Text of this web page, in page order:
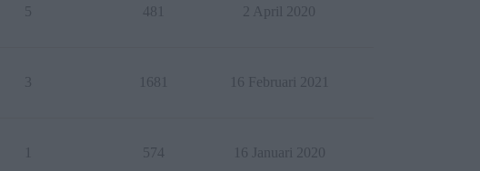
5 481 2 April 2020
3 1681 16 Februari 2021
574 16 Januari 2020